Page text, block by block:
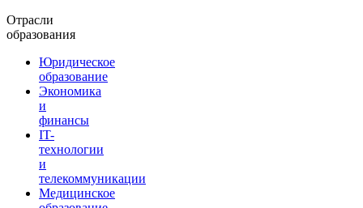
Отрасли
образования
Юридическое
образование
Экономика
и
финансы
IT-
технологии
и
телекоммуникации
Медицинское